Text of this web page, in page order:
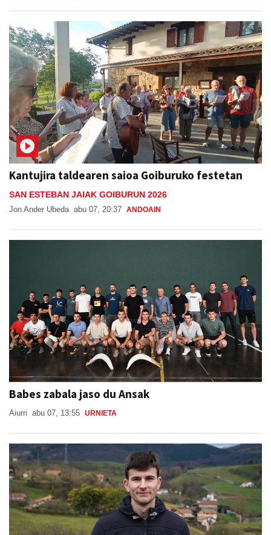
Kantujira taldearen saioa Goiburuko festetan
SAN ESTEBAN JAIAK GOIBURUN 2026
Jon Ander Ubeda abu 07, 20:37 ANDOAIN
Babes zabala jaso du Ansak
Aiurri abu 07, 13:55 URNIETA